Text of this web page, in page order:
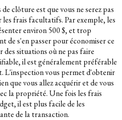
clôture est que vous ne serez pas
les frais facultatifs. Par exemple, les
environ 500 $, et trop
de s'en passer pour économiser ce
des situations où ne pas faire
il est généralement préférable
L'inspection vous permet d'obtenir
que vous allez acquérir et de vous
la propriété. Une fois les frais
il est plus facile de les
de la transaction.